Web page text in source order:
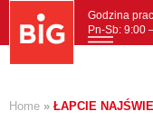
Godzina
Pn-Sb: 9:00
Home » ŁAPCIE